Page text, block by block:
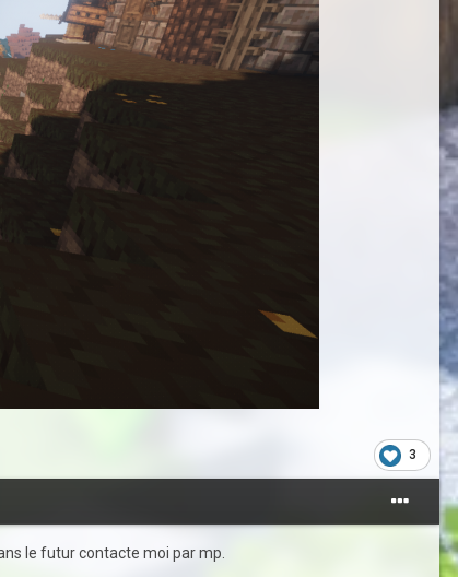
3
le futur contacte moi par mp.